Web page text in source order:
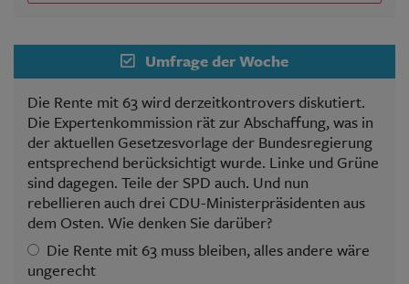
Umfrage der Woche
Die Rente mit 63 wird derzeitkontrovers diskutiert.
Die Expertenkommission rät zur Abschaffung, was in
der aktuellen Gesetzesvorlage der Bundesregierung
entsprechend berücksichtigt wurde. Linke und Grüne
sind dagegen. Teile der SPD auch. Und nun
rebellieren auch drei CDU-Ministerpräsidenten aus
dem Osten. Wie denken Sie darüber?
Die Rente mit 63 muss bleiben, alles andere wäre
ungerecht